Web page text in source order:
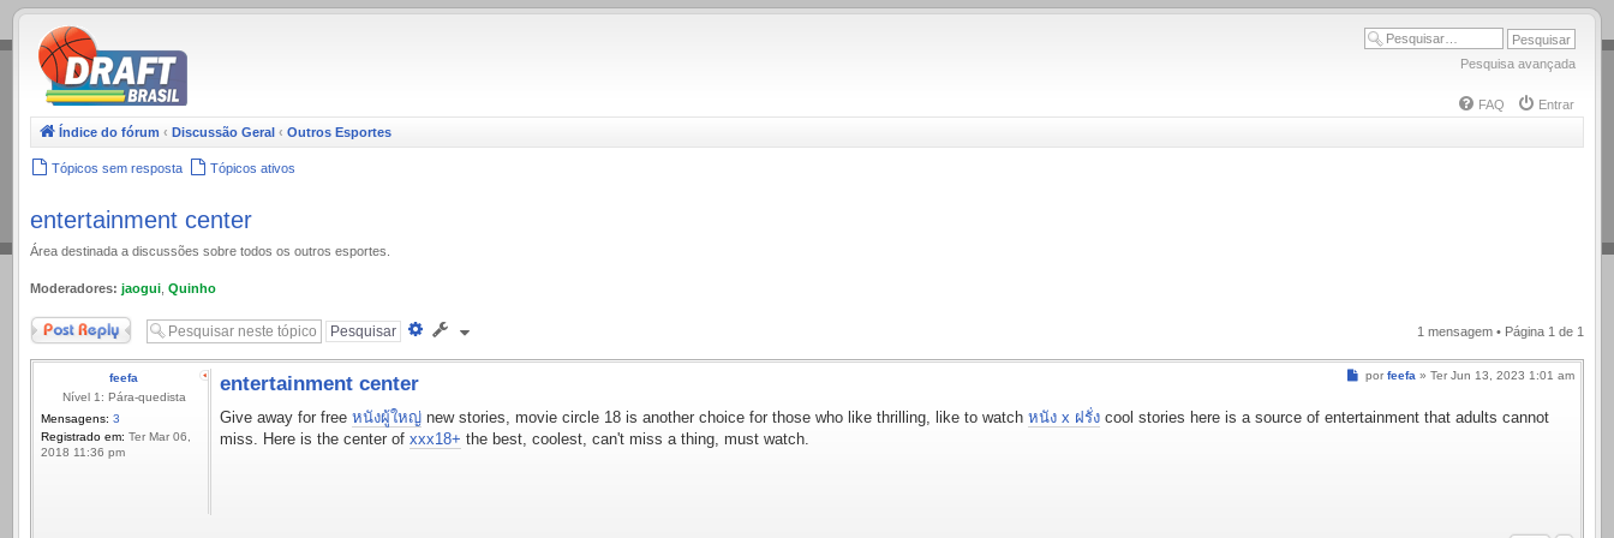
.
Pesquisa avançada
FAQ
Entrar
Índice do fórum ‹ Discussão Geral ‹ Outros Esportes
Tópicos sem resposta Tópicos ativos
entertainment center
Área destinada a discussões sobre todos os outros esportes.
Moderadores: jaogui Quinho
Responder
Pesquisa
1 mensagem • Página 1 de 1
feefa
Nível 1: Pára-quedista
Mensagens: 3
Registrado em: Ter Mar 06,
2018 11:36 pm
Mensagem
por feefa » Ter Jun 13, 2023 1:01 am
entertainment center
Give away for free หนังผู้ใหญ่ new stories, movie circle 18 is another choice for those who like thrilling, like to watch หนัง x ฝรั่ง cool stories here is a source of entertainment that adults cannot
miss. Here is the center of xxx18+ the best, coolest, can't miss a thing, must watch.